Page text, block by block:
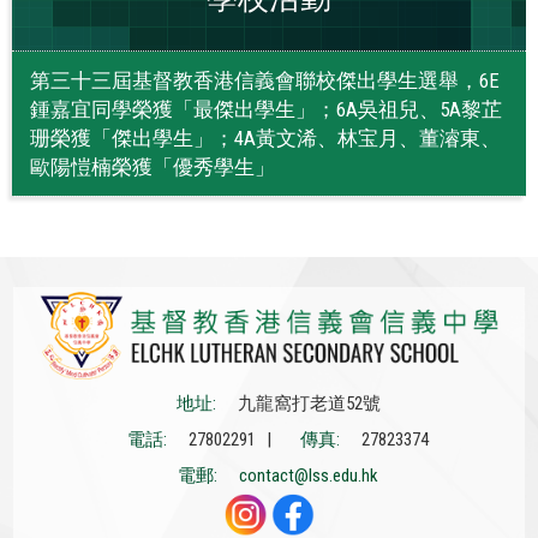
第三十三屆基督教香港信義會聯校傑出學生選舉，6E
鍾嘉宜同學榮獲「最傑出學生」；6A吳祖兒、5A黎芷
珊榮獲「傑出學生」；4A黃文浠、林宝月、董濬東、
歐陽愷楠榮獲「優秀學生」
地址:
九龍窩打老道52號
電話:
27802291 | 傳真:
27823374
電郵:
contact@lss.edu.hk